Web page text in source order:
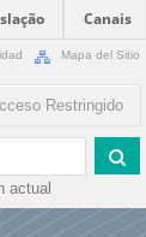
Canais
Mapa del Sitio
Restringido
actual